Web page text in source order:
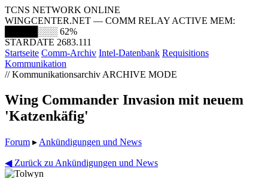
TCNS NETWORK ONLINE
WINGCENTER.NET — COMM RELAY ACTIVE MEM:
█████░░░ 62%
STARDATE 2683.111
Startseite Comm-Archiv Intel-Datenbank Requisitions
Kommunikation
// Kommunikationsarchiv ARCHIVE MODE
Wing Commander Invasion mit neuem
'Katzenkäfig'
Forum ▸ Ankündigungen und News
◀ Zurück zu Ankündigungen und News